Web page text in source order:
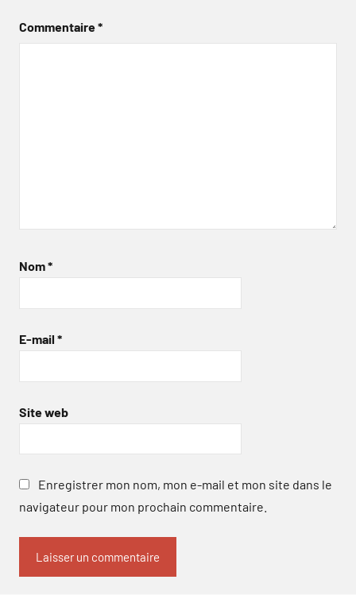
Commentaire*
Nom*
E-mail *
Site web
Enregistrer mon nom, mon e-mail et mon site dans le
navigateur pour mon prochain commentaire.